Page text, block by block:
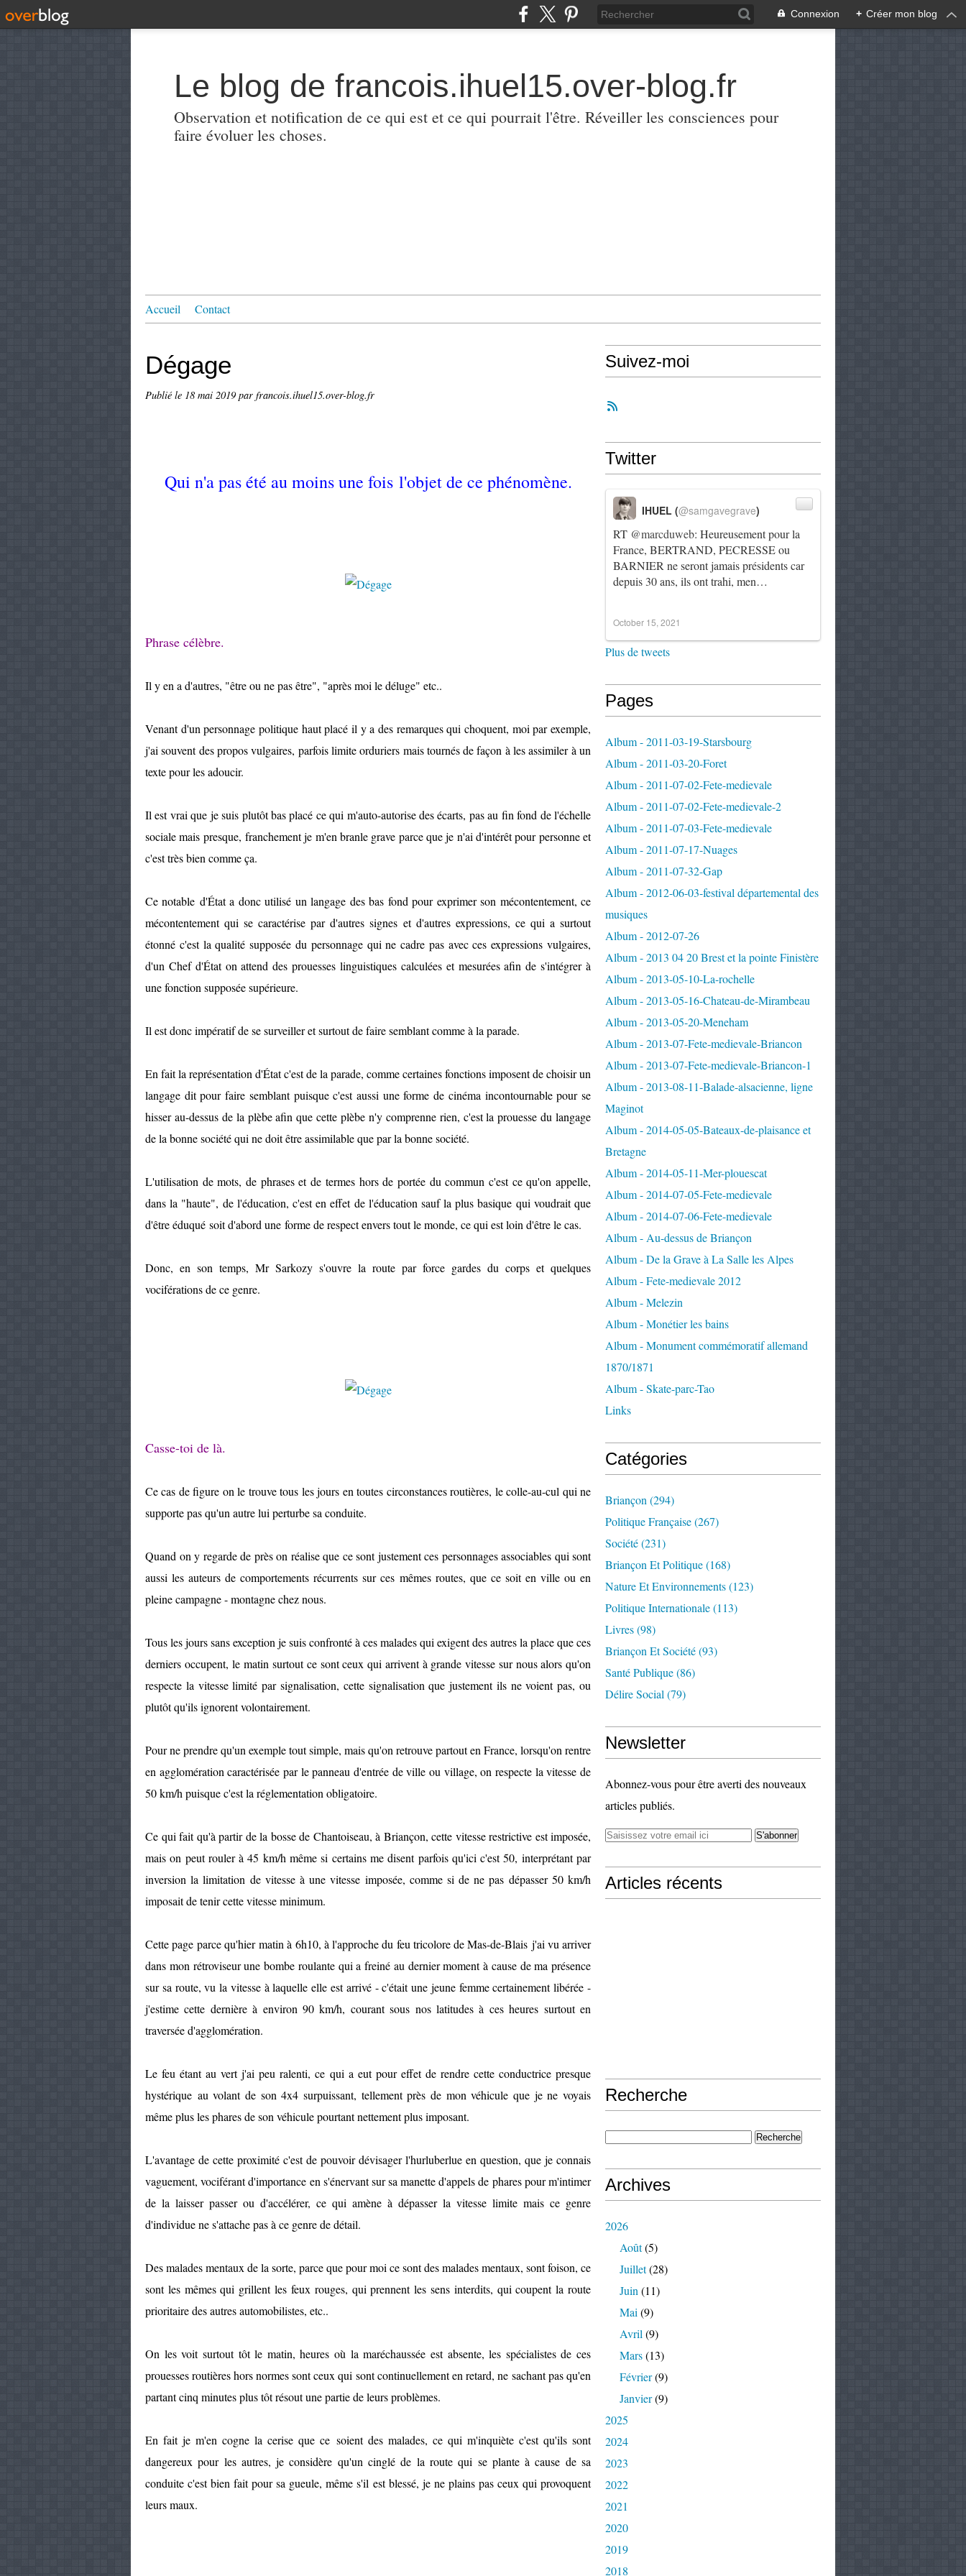
Connexion + Créer mon blog
Le blog de francois.ihuel15.over-blog.fr
Observation et notification de ce qui est et ce qui pourrait l'être. Réveiller les consciences pour
faire évoluer les choses.
Accueil Contact
Dégage
Publié le 18 mai 2019 par francois.ihuel15.over-blog.fr
Qui n'a pas été au moins une fois l'objet de ce phénomène.
Phrase célèbre.
Il y en a d'autres, "être ou ne pas être", "après moi le déluge" etc..
Venant d'un personnage politique haut placé il y a des remarques qui choquent, moi par exemple,
j'ai souvent des propos vulgaires, parfois limite orduriers mais tournés de façon à les assimiler à un
texte pour les adoucir.
Il est vrai que je suis plutôt bas placé ce qui m'auto-autorise des écarts, pas au fin fond de l'échelle
sociale mais presque, franchement je m'en branle grave parce que je n'ai d'intérêt pour personne et
c'est très bien comme ça.
Ce notable d'État a donc utilisé un langage des bas fond pour exprimer son mécontentement, ce
mécontentement qui se caractérise par d'autres signes et d'autres expressions, ce qui a surtout
étonné c'est la qualité supposée du personnage qui ne cadre pas avec ces expressions vulgaires,
d'un Chef d'État on attend des prouesses linguistiques calculées et mesurées afin de s'intégrer à
une fonction supposée supérieure.
Il est donc impératif de se surveiller et surtout de faire semblant comme à la parade.
En fait la représentation d'État c'est de la parade, comme certaines fonctions imposent de choisir un
langage dit pour faire semblant puisque c'est aussi une forme de cinéma incontournable pour se
hisser au-dessus de la plèbe afin que cette plèbe n'y comprenne rien, c'est la prouesse du langage
de la bonne société qui ne doit être assimilable que par la bonne société.
L'utilisation de mots, de phrases et de termes hors de portée du commun c'est ce qu'on appelle,
dans la "haute", de l'éducation, c'est en effet de l'éducation sauf la plus basique qui voudrait que
d'être éduqué soit d'abord une forme de respect envers tout le monde, ce qui est loin d'être le cas.
Donc, en son temps, Mr Sarkozy s'ouvre la route par force gardes du corps et quelques
vociférations de ce genre.
Casse-toi de là.
Ce cas de figure on le trouve tous les jours en toutes circonstances routières, le colle-au-cul qui ne
supporte pas qu'un autre lui perturbe sa conduite.
Quand on y regarde de près on réalise que ce sont justement ces personnages associables qui sont
aussi les auteurs de comportements récurrents sur ces mêmes routes, que ce soit en ville ou en
pleine campagne - montagne chez nous.
Tous les jours sans exception je suis confronté à ces malades qui exigent des autres la place que ces
derniers occupent, le matin surtout ce sont ceux qui arrivent à grande vitesse sur nous alors qu'on
respecte la vitesse limité par signalisation, cette signalisation que justement ils ne voient pas, ou
plutôt qu'ils ignorent volontairement.
Pour ne prendre qu'un exemple tout simple, mais qu'on retrouve partout en France, lorsqu'on rentre
en agglomération caractérisée par le panneau d'entrée de ville ou village, on respecte la vitesse de
50 km/h puisque c'est la réglementation obligatoire.
Ce qui fait qu'à partir de la bosse de Chantoiseau, à Briançon, cette vitesse restrictive est imposée,
mais on peut rouler à 45 km/h même si certains me disent parfois qu'ici c'est 50, interprétant par
inversion la limitation de vitesse à une vitesse imposée, comme si de ne pas dépasser 50 km/h
imposait de tenir cette vitesse minimum.
Cette page parce qu'hier matin à 6h10, à l'approche du feu tricolore de Mas-de-Blais j'ai vu arriver
dans mon rétroviseur une bombe roulante qui a freiné au dernier moment à cause de ma présence
sur sa route, vu la vitesse à laquelle elle est arrivé - c'était une jeune femme certainement libérée -
j'estime cette dernière à environ 90 km/h, courant sous nos latitudes à ces heures surtout en
traversée d'agglomération.
Le feu étant au vert j'ai peu ralenti, ce qui a eut pour effet de rendre cette conductrice presque
hystérique au volant de son 4x4 surpuissant, tellement près de mon véhicule que je ne voyais
même plus les phares de son véhicule pourtant nettement plus imposant.
L'avantage de cette proximité c'est de pouvoir dévisager l'hurluberlue en question, que je connais
vaguement, vociférant d'importance en s'énervant sur sa manette d'appels de phares pour m'intimer
de la laisser passer ou d'accélérer, ce qui amène à dépasser la vitesse limite mais ce genre
d'individue ne s'attache pas à ce genre de détail.
Des malades mentaux de la sorte, parce que pour moi ce sont des malades mentaux, sont foison, ce
sont les mêmes qui grillent les feux rouges, qui prennent les sens interdits, qui coupent la route
prioritaire des autres automobilistes, etc..
On les voit surtout tôt le matin, heures où la maréchaussée est absente, les spécialistes de ces
prouesses routières hors normes sont ceux qui sont continuellement en retard, ne sachant pas qu'en
partant cinq minutes plus tôt résout une partie de leurs problèmes.
En fait je m'en cogne la cerise que ce soient des malades, ce qui m'inquiète c'est qu'ils sont
dangereux pour les autres, je considère qu'un cinglé de la route qui se plante à cause de sa
conduite c'est bien fait pour sa gueule, même s'il est blessé, je ne plains pas ceux qui provoquent
leurs maux.
Suivez-moi
Twitter
RT @marcduweb: Heureusement pour la
France, BERTRAND, PECRESSE ou
BARNIER ne seront jamais présidents car
depuis 30 ans, ils ont trahi, men…
IHUEL (@samgavegrave)
October 15, 2021
Plus de tweets
Pages
Album - 2011-03-19-Starsbourg
Album - 2011-03-20-Foret
Album - 2011-07-02-Fete-medievale
Album - 2011-07-02-Fete-medievale-2
Album - 2011-07-03-Fete-medievale
Album - 2011-07-17-Nuages
Album - 2011-07-32-Gap
Album - 2012-06-03-festival départemental des
musiques
Album - 2012-07-26
Album - 2013 04 20 Brest et la pointe Finistère
Album - 2013-05-10-La-rochelle
Album - 2013-05-16-Chateau-de-Mirambeau
Album - 2013-05-20-Meneham
Album - 2013-07-Fete-medievale-Briancon
Album - 2013-07-Fete-medievale-Briancon-1
Album - 2013-08-11-Balade-alsacienne, ligne
Maginot
Album - 2014-05-05-Bateaux-de-plaisance et
Bretagne
Album - 2014-05-11-Mer-plouescat
Album - 2014-07-05-Fete-medievale
Album - 2014-07-06-Fete-medievale
Album - Au-dessus de Briançon
Album - De la Grave à La Salle les Alpes
Album - Fete-medievale 2012
Album - Melezin
Album - Monétier les bains
Album - Monument commémoratif allemand
1870/1871
Album - Skate-parc-Tao
Links
Catégories
Briançon (294)
Politique Française(267)
Société(231)
Briançon Et Politique(168)
Nature Et Environnements(123)
Politique Internationale(113)
Livres(98)
Briançon Et Société(93)
Santé Publique(86)
Délire Social (79)
Newsletter
Abonnez-vous pour être averti des nouveaux
articles publiés.
Articles récents
Recherche
Archives
2026
Août(5)
Juillet(28)
Juin (11)
Mai (9)
Avril (9)
Mars(13)
Février(9)
Janvier(9)
2025
2024
2023
2022
2021
2020
2019
2018